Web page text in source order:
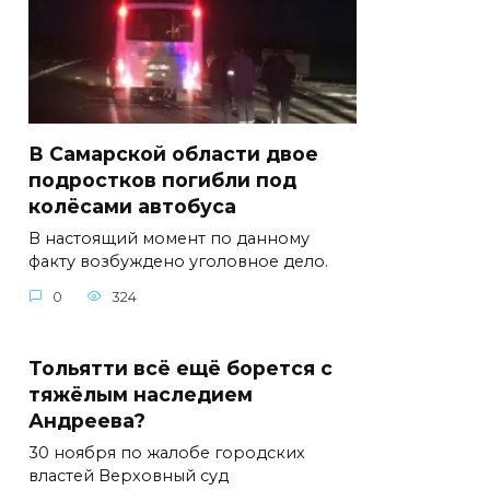
В Самарской области двое
подростков погибли под
колёсами автобуса
В настоящий момент по данному
факту возбуждено уголовное дело.
0 324
Тольятти всё ещё борется с
тяжёлым наследием
Андреева?
30 ноября по жалобе городских
властей Верховный суд